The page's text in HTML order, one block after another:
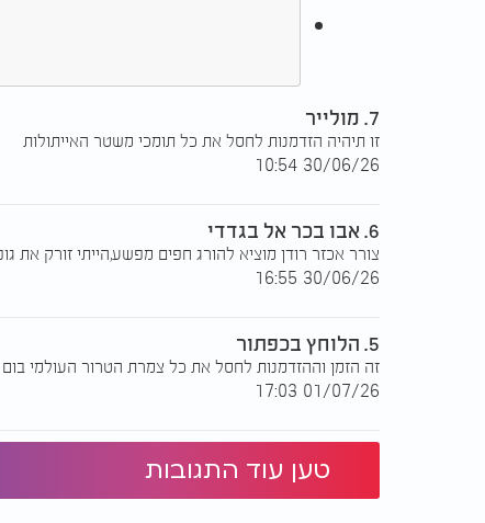
7. מולייר
זו תיהיה הזדמנות לחסל את כל תומכי משטר האייתולות
30/06/26 10:54
6. אבו בכר אל בגדדי
צורר אכזר רודן מוציא להורג חפים מפשע,הייתי זורק את
30/06/26 16:55
5. הלוחץ בכפתור
זה הזמן וההזדמנות לחסל את כל צמרת הטרור העולמי
01/07/26 17:03
טען עוד התגובות